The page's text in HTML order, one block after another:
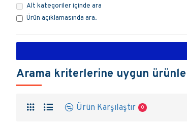
Alt kategoriler içinde ara
Ürün açıklamasında ara.
Arama kriterlerine uygun
Ürün Karşılaştır 0